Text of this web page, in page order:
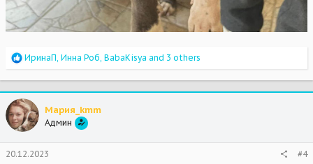
R
a
c
t
i
o
n
s
:
ИринаП, Инна Роб, BabaKisya and 3 others
Мария_kmm
Админ
20.12.2023 #4